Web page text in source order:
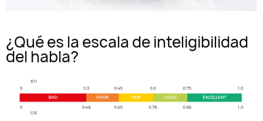
¿Qué es la escala de inteligibilidad
del habla?